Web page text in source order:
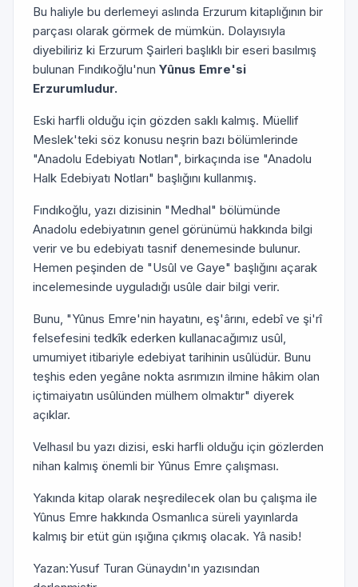
Bu haliyle bu derlemeyi aslında Erzurum kitaplığının bir
parçası olarak görmek de mümkün. Dolayısıyla
diyebiliriz ki Erzurum Şairleri başlıklı bir eseri basılmış
bulunan Fındıkoğlu'nun Yûnus Emre'si
Erzurumludur.
Eski harfli olduğu için gözden saklı kalmış. Müellif
Meslek'teki söz konusu neşrin bazı bölümlerinde
"Anadolu Edebiyatı Notları", birkaçında ise "Anadolu
Halk Edebiyatı Notları" başlığını kullanmış.
Fındıkoğlu, yazı dizisinin "Medhal" bölümünde
Anadolu edebiyatının genel görünümü hakkında bilgi
verir ve bu edebiyatı tasnif denemesinde bulunur.
Hemen peşinden de "Usûl ve Gaye" başlığını açarak
incelemesinde uyguladığı usûle dair bilgi verir.
Bunu, "Yûnus Emre'nin hayatını, eş'ârını, edebî ve şi'rî
felsefesini tedkîk ederken kullanacağımız usûl,
umumiyet itibariyle edebiyat tarihinin usûlüdür. Bunu
teşhis eden yegâne nokta asrımızın ilmine hâkim olan
içtimaiyatın usûlünden mülhem olmaktır" diyerek
açıklar.
Velhasıl bu yazı dizisi, eski harfli olduğu için gözlerden
nihan kalmış önemli bir Yûnus Emre çalışması.
Yakında kitap olarak neşredilecek olan bu çalışma ile
Yûnus Emre hakkında Osmanlıca süreli yayınlarda
kalmış bir etüt gün ışığına çıkmış olacak. Yâ nasib!
Yazan:Yusuf Turan Günaydın'ın yazısından